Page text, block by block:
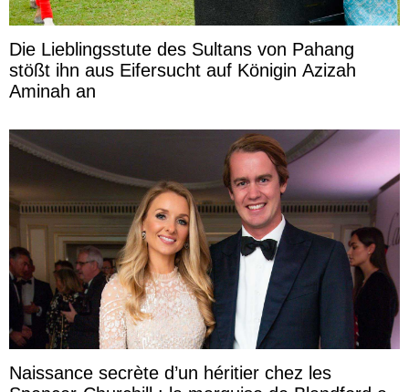
Die Lieblingsstute des Sultans von Pahang
stößt ihn aus Eifersucht auf Königin Azizah
Aminah an
Naissance secrète d’un héritier chez les